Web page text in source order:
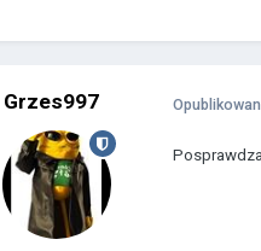
Grzes997